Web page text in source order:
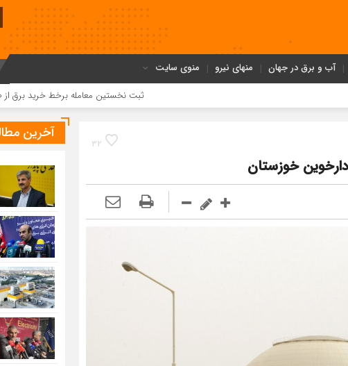
آب و برق در جهان منهای نیرو منوی سایت
ثبت نخستین معامله برخط خرید برق از طریق بورس
32
خوزستان
آخرین